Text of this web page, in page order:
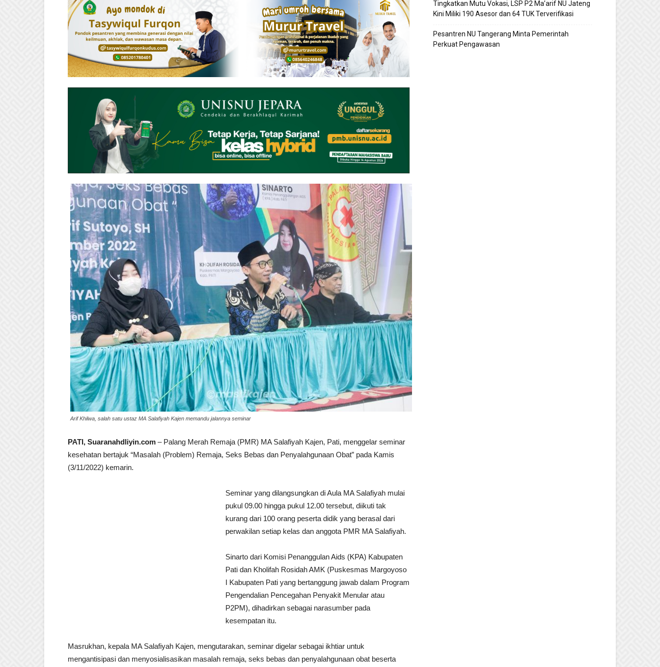
Arif Khilwa, salah satu ustaz MA Salafiyah Kajen memandu jalannya seminar
PATI, Suaranahdliyin.com – Palang Merah Remaja (PMR) MA Salafiyah Kajen, Pati, menggelar seminar
kesehatan bertajuk “Masalah (Problem) Remaja, Seks Bebas dan Penyalahgunaan Obat” pada Kamis
(3/11/2022) kemarin.
Seminar yang dilangsungkan di Aula MA Salafiyah mulai
pukul 09.00 hingga pukul 12.00 tersebut, diikuti tak
kurang dari 100 orang peserta didik yang berasal dari
perwakilan setiap kelas dan anggota PMR MA Salafiyah.
Sinarto dari Komisi Penanggulan Aids (KPA) Kabupaten
Pati dan Kholifah Rosidah AMK (Puskesmas Margoyoso
I Kabupaten Pati yang bertanggung jawab dalam Program
Pengendalian Pencegahan Penyakit Menular atau
P2PM), dihadirkan sebagai narasumber pada
kesempatan itu.
Masrukhan, kepala MA Salafiyah Kajen, mengutarakan, seminar digelar sebagai ikhtiar untuk
mengantisipasi dan menyosialisasikan masalah remaja, seks bebas dan penyalahgunaan obat beserta
Tingkatkan Mutu Vokasi, LSP P2 Ma’arif NU Jateng
Kini Miliki 190 Asesor dan 64 TUK Terverifikasi
Pesantren NU Tangerang Minta Pemerintah
Perkuat Pengawasan